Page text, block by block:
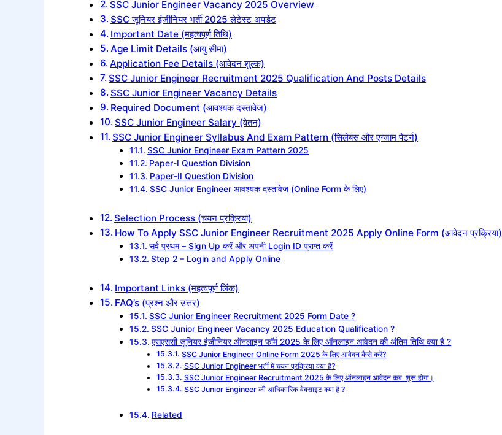
SSC Junior Engineer Vacancy 2025 Overview
SSC जूनियर इंजीनियर भर्ती 2025 लेटेस्ट अपडेट
Important Date (महत्वपूर्ण तिथि)
Age Limit Details (आयु सीमा)
Application Fee Details (आवेदन शुल्क)
SSC Junior Engineer Recruitment 2025 Qualification And Posts Details
SSC Junior Engineer Vacancy Details
Required Document (आवश्यक दस्तावेज)
SSC Junior Engineer Salary (वेतन)
SSC Junior Engineer Syllabus And Exam Pattern (सिलेबस और एग्जाम पैटर्न)
SSC Junior Engineer Exam Pattern 2025
Paper-I Question Division
Paper-II Question Division
SSC Junior Engineer आवश्यक दस्तावेज (Online Form के लिए)
Selection Process (चयन प्रक्रिया)
How To Apply SSC Junior Engineer Recruitment 2025 Apply Online Form (आवेदन प्रक्रिया)
सर्व प्रथम – Sign Up करें और अपनी Login ID प्राप्त करें
Step 2 – Login and Apply Online
Important Links (महत्वपूर्ण लिंक)
FAQ’s (प्रश्न और उत्तर)
SSC Junior Engineer Recruitment 2025 Form Date ?
SSC Junior Engineer Vacancy 2025 Education Qualification ?
एसएससी जूनियर इंजीनियर ऑनलाइन फॉर्म 2025 के लिए ऑनलाइन आवेदन की अंतिम तिथि क्या है ?
SSC Junior Engineer Online Form 2025 के लिए आवेदन कैसे करें?
SSC Junior Engineer भर्ती में चयन प्रक्रिया क्या है?
SSC Junior Engineer Recruitment 2025 के लिए ऑनलाइन आवेदन कब शुरू होगा।
SSC Junior Engineer की आधिकारिक वेबसाइट क्या है ?
Related